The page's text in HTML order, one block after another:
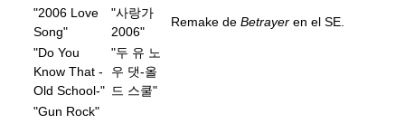
"2006 Love
Song"
"사랑가
2006"
Remake de Betrayer en el SE.
"Do You
Know That -
Old School-"
"두 유 노
우 댓-올
드 스쿨"
"Gun Rock"